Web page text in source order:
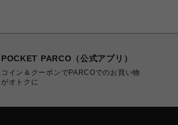
POCKET PARCO（公式アプリ）
コイン＆クーポンでPARCOでのお買い物
がオトクに